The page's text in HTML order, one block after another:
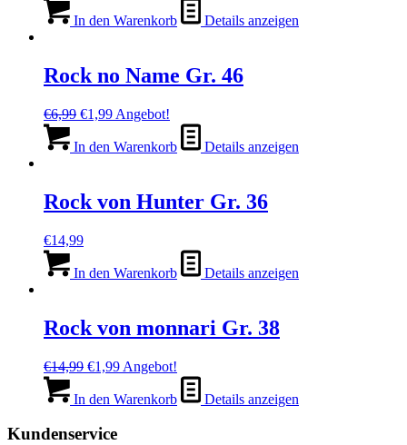
war: ist:
In den Warenkorb Details anzeigen
Rock no Name Gr. 46
€6,99 Ursprünglicher
war:
€1,99Aktueller
ist:
Angebot!
In den Warenkorb Details anzeigen
Rock von Hunter Gr. 36
€14,99
In den Warenkorb Details anzeigen
Rock von monnari Gr. 38
€14,99 Ursprünglicher
war:
€1,99Aktueller
ist:
Angebot!
In den Warenkorb Details anzeigen
Kundenservice